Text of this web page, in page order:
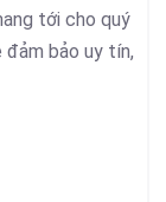
tới cho quý
đảm bảo uy tín,